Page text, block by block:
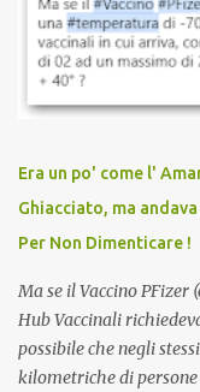
sconti, incentivi per
discriminazioni per
vaccinato, nessuno
persona cattiva. Non
vaccino usato per
scuola. Non avevamo
dodicenne di ignorare il
che abbiamo elencato
Era un po' come l'
Ghiacciato, ma
Per Non Dimenticare !
Ma se il Vaccino
Hub Vaccinali
possibile che negli
kilometriche di